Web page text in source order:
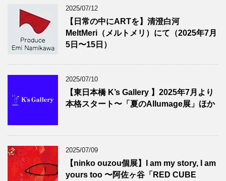
2025/07/12
【日常の中にARTを】清澄白河
MeltMeri（メルトメリ）にて（2025年7月
5日〜15日）
2025/07/10
【東日本橋 K’s Gallery 】2025年7月より
本格スタート〜「夏のAllumage展」ほか
2025/07/09
【ninko ouzou個展】I am my story, I am
yours too 〜阿佐ヶ谷「RED CUBE